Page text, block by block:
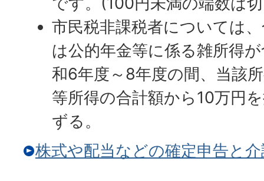
市民税非課税者については
は公的年金等に係る雑所得
和6年度～8年度の間、当該
等所得の合計額から10万円
ずる。
株式や配当などの確定申告と